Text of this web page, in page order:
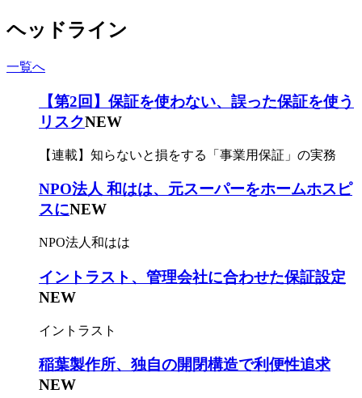
ヘッドライン
一覧へ
【第2回】保証を使わない、誤った保証を使う
リスクNEW
【連載】知らないと損をする「事業用保証」の実務
NPO法人 和はは、元スーパーをホームホスピ
スにNEW
NPO法人和はは
イントラスト、管理会社に合わせた保証設定
NEW
イントラスト
稲葉製作所、独自の開閉構造で利便性追求
NEW